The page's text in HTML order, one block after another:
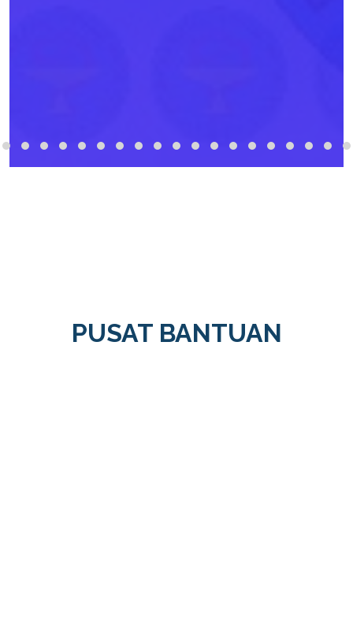
PUSAT BANTUAN